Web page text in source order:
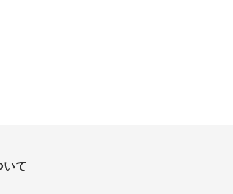
いて